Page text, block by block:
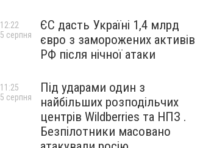
ЄС дасть Україні 1,4 млрд
євро з заморожених активів
РФ після нічної атаки
12:22
5 серпня
Під ударами один з
найбільших розподільчих
центрів Wildberries та НПЗ .
Безпілотники масовано
11:25
5 серпня